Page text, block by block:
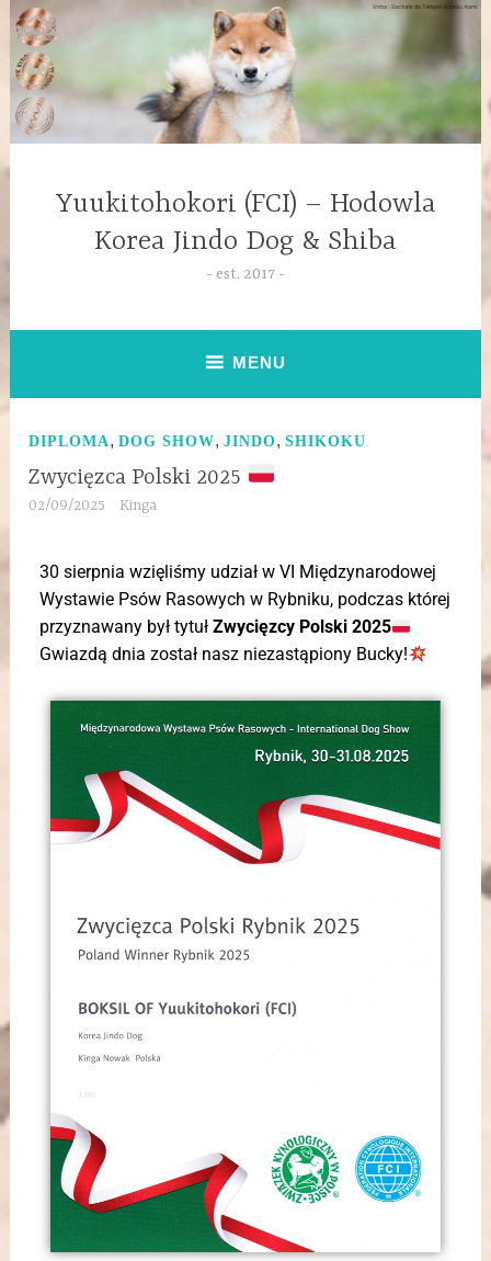
Yuukitohokori (FCI) – Hodowla
Korea Jindo Dog & Shiba
est. 2017
MENU
DIPLOMA ,DOG SHOW,JINDO,SHIKOKU
Zwycięzca Polski 2025
02/09/2025 Kinga
30 sierpnia wzięliśmy udział w VI Międzynarodowej
Wystawie Psów Rasowych w Rybniku, podczas której
przyznawany był tytułZwycięzcy Polski 2025
Gwiazdą dnia został nasz niezastąpiony Bucky!